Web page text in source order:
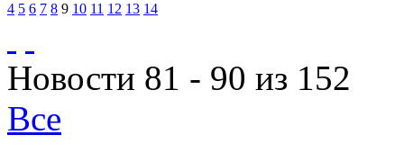
4 5 6 7 8 9 10 11 12 13 14
Новости 81 - 90 из 152
Все